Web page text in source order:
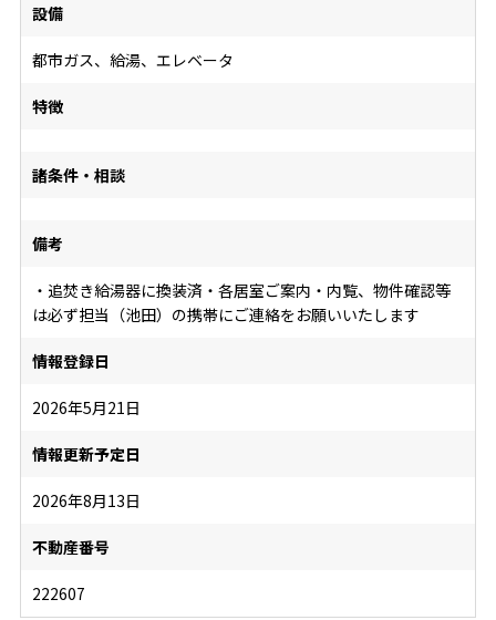
設備
都市ガス、給湯、エレベータ
特徴
諸条件・相談
備考
・追焚き給湯器に換装済・各居室ご案内・内覧、物件確認等
は必ず担当（池田）の携帯にご連絡をお願いいたします
情報登録日
2026年5月21日
情報更新予定日
2026年8月13日
不動産番号
222607